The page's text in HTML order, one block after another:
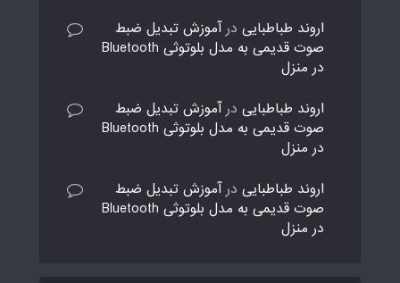
اروند طباطبایی درآموزش تبدیل ضبط
صوت قدیمی به مدل بلوتوثی Bluetooth
در منزل
اروند طباطبایی درآموزش تبدیل ضبط
صوت قدیمی به مدل بلوتوثی Bluetooth
در منزل
اروند طباطبایی درآموزش تبدیل ضبط
صوت قدیمی به مدل بلوتوثی Bluetooth
در منزل